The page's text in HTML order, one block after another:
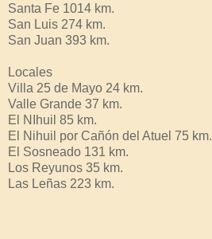
Santa Fe 1014 km.
San Luis 274 km.
San Juan 393 km.
Locales
Villa 25 de Mayo 24 km.
Valle Grande 37 km.
El NIhuil 85 km.
El Nihuil por Cañón del Atuel 75 km.
El Sosneado 131 km.
Los Reyunos 35 km.
Las Leñas 223 km.